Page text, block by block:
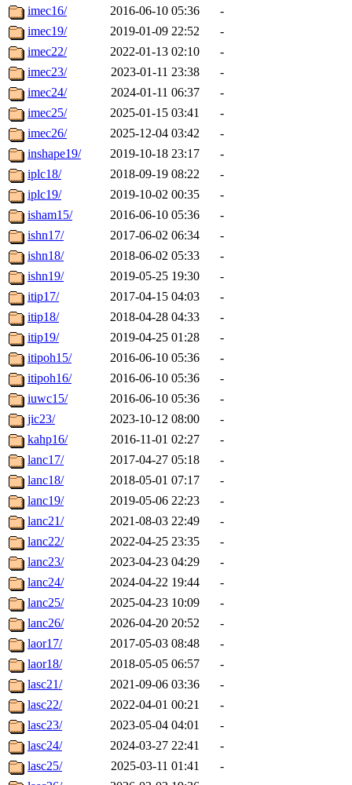
imec16/
2016-06-10 05:36
-
imec19/
2019-01-09 22:52
-
imec22/
2022-01-13 02:10
-
imec23/
2023-01-11 23:38
-
imec24/
2024-01-11 06:37
-
imec25/
2025-01-15 03:41
-
imec26/
2025-12-04 03:42
-
inshape19/
2019-10-18 23:17
-
iplc18/
2018-09-19 08:22
-
iplc19/
2019-10-02 00:35
-
isham15/
2016-06-10 05:36
-
ishn17/
2017-06-02 06:34
-
ishn18/
2018-06-02 05:33
-
ishn19/
2019-05-25 19:30
-
itip17/
2017-04-15 04:03
-
itip18/
2018-04-28 04:33
-
itip19/
2019-04-25 01:28
-
itipoh15/
2016-06-10 05:36
-
itipoh16/
2016-06-10 05:36
-
iuwc15/
2016-06-10 05:36
-
jic23/
2023-10-12 08:00
-
kahp16/
2016-11-01 02:27
-
lanc17/
2017-04-27 05:18
-
lanc18/
2018-05-01 07:17
-
lanc19/
2019-05-06 22:23
-
lanc21/
2021-08-03 22:49
-
lanc22/
2022-04-25 23:35
-
lanc23/
2023-04-23 04:29
-
lanc24/
2024-04-22 19:44
-
lanc25/
2025-04-23 10:09
-
lanc26/
2026-04-20 20:52
-
laor17/
2017-05-03 08:48
-
laor18/
2018-05-05 06:57
-
lasc21/
2021-09-06 03:36
-
lasc22/
2022-04-01 00:21
-
lasc23/
2023-05-04 04:01
-
lasc24/
2024-03-27 22:41
-
lasc25/
2025-03-11 01:41
-